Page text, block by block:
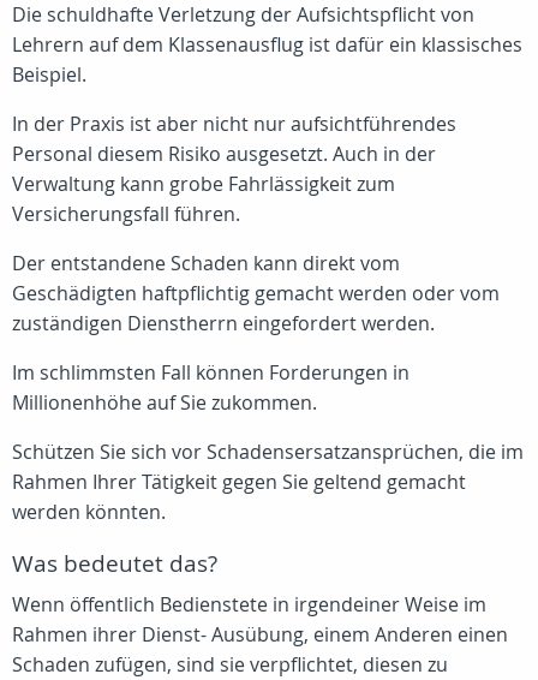
Die schuldhafte Verletzung der Aufsichtspflicht von
Lehrern auf dem Klassenausflug ist dafür ein klassisches
Beispiel.
In der Praxis ist aber nicht nur aufsichtführendes
Personal diesem Risiko ausgesetzt. Auch in der
Verwaltung kann grobe Fahrlässigkeit zum
Versicherungsfall führen.
Der entstandene Schaden kann direkt vom
Geschädigten haftpflichtig gemacht werden oder vom
zuständigen Dienstherrn eingefordert werden.
Im schlimmsten Fall können Forderungen in
Millionenhöhe auf Sie zukommen.
Schützen Sie sich vor Schadensersatzansprüchen, die im
Rahmen Ihrer Tätigkeit gegen Sie geltend gemacht
werden könnten.
Was bedeutet das?
Wenn öffentlich Bedienstete in irgendeiner Weise im
Rahmen ihrer Dienst- Ausübung, einem Anderen einen
Schaden zufügen, sind sie verpflichtet, diesen zu